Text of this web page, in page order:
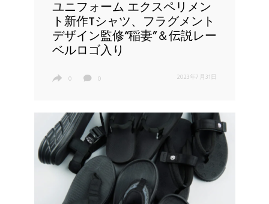
ユニフォーム エクスペリメン
ト新作Tシャツ、フラグメント
デザイン監修“稲妻”＆伝説レー
ベルロゴ入り
0 0 2023年7月31日